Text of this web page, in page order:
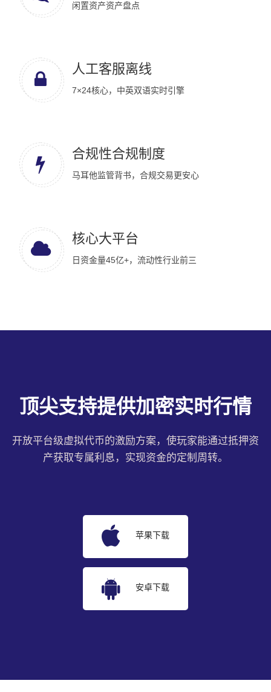
闲置资产资产盘点
人工客服离线
7×24核心，中英双语实时引擎
合规性合规制度
马耳他监管背书，合规交易更安心
核心大平台
日资金量45亿+，流动性行业前三
顶尖支持提供加密实时行情
开放平台级虚拟代币的激励方案，使玩家能通过抵押资
产获取专属利息，实现资金的定制周转。
苹果下载
安卓下载